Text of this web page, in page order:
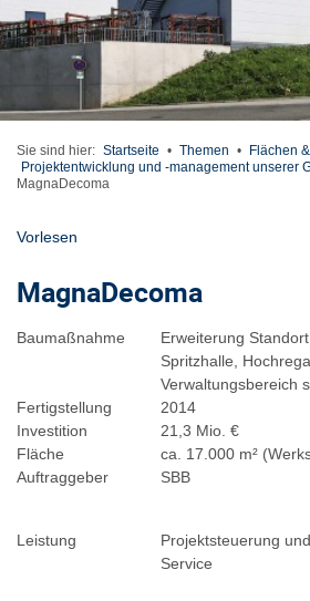
Sie sind hier: Startseite • Themen • Flächen
Projektentwicklung und -management unserer
MagnaDecoma
Vorlesen
MagnaDecoma
Baumaßnahme
Erweiterung
Spritzhalle,
Verwaltungsbereich
Fertigstellung
2014
Investition
21,3 Mio. €
Fläche
ca. 17.000 m²
Auftraggeber
SBB
Leistung
Projektsteuerung
Service